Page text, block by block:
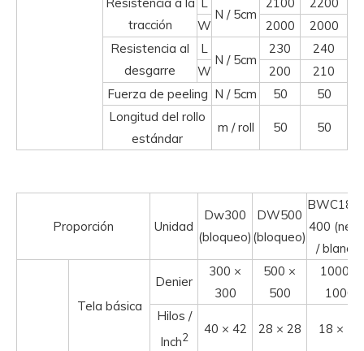
Resistencia a la
tracción
L
N / 5cm
2100
2200
W
2000
2000
Resistencia al
desgarre
L
N / 5cm
230
240
W
200
210
Fuerza de peeling N / 5cm 50
50
Longitud del rollo
estándar
m / roll 50 50
Proporción Unidad
Dw300
(bloqueo)
DW500
(bloqueo)
400
/ blanco)
Tela básica
Denier
300 ×
300
500 ×
500
1000 ×
1000
Hilos /
Inch2
40 × 42 28 × 28 18 × 13